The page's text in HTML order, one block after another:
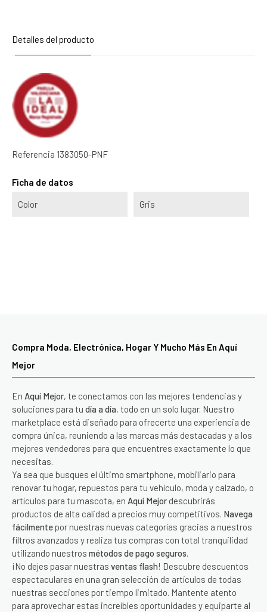
Detalles del producto
Referencia 1383050-PNF
Ficha de datos
Color Gris
Compra Moda, Electrónica, Hogar Y Mucho Más En Aquí
Mejor
En Aquí Mejor, te conectamos con las mejores tendencias y
soluciones para tu día a día, todo en un solo lugar. Nuestro
marketplace está diseñado para ofrecerte una experiencia de
compra única, reuniendo a las marcas más destacadas y a los
mejores vendedores para que encuentres exactamente lo que
necesitas.
Ya sea que busques el último smartphone, mobiliario para
renovar tu hogar, repuestos para tu vehículo, moda y calzado, o
artículos para tu mascota, en Aquí Mejor descubrirás
productos de alta calidad a precios muy competitivos. Navega
fácilmente por nuestras nuevas categorías gracias a nuestros
filtros avanzados y realiza tus compras con total tranquilidad
utilizando nuestros métodos de pago seguros.
¡No dejes pasar nuestras ventas flash! Descubre descuentos
espectaculares en una gran selección de artículos de todas
nuestras secciones por tiempo limitado. Mantente atento
para aprovechar estas increíbles oportunidades y equiparte al